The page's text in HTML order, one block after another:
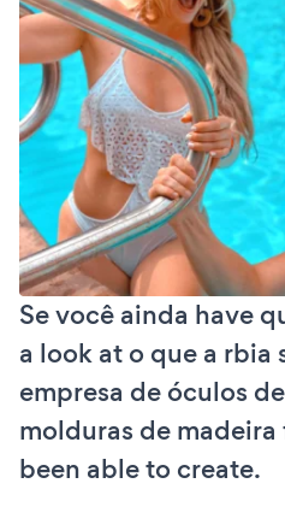
Se você ainda have
a look at o que a rbia
empresa de óculos
molduras de madeira
been able to create.